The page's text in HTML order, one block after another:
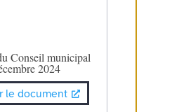
Conseil municipal
2024
le document